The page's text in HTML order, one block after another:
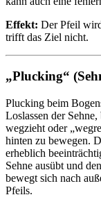
Effekt: Der Pfeil
trifft das Ziel nicht.
„Plucking“
Plucking beim
Loslassen der
wegzieht oder
hinten zu bewegen.
erheblich
Sehne ausübt und
bewegt sich nach
Pfeils.